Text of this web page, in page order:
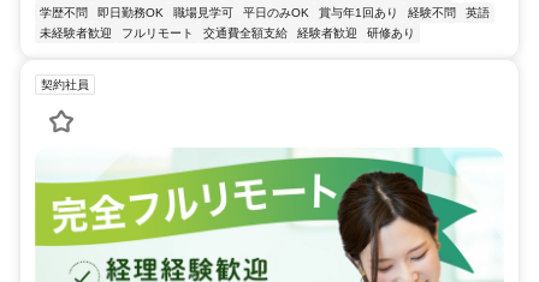
学歴不問
即日勤務OK 職場見学可 平日のみOK 賞与年1回あり 経験不問
英語
未経験者歓迎
フルリモート 交通費全額支給 経験者歓迎 研修あり
契約社員